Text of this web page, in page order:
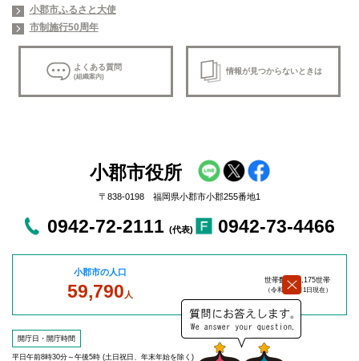
小郡市ふるさと大使
市制施行50周年
よくある質問
(組織案内)
情報が見つからないときは
小郡市役所
〒838-0198 福岡県小郡市小郡255番地1
0942-72-2111 (代表) 0942-73-4466
小郡市の人口
59,790 人
世帯数：27,175世帯
（令和8年8月1日現在）
開庁日・開庁時間
平日午前8時30分～午後5時 (土日祝日、年末年始を除く)